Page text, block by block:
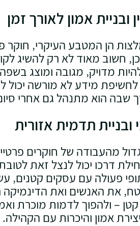
ובניית אמון לאורך זמן
הן המטבע העיקרי‚ חוקר
חשוב מאוד לא רק להשיג
מדויק‚ מגובה ומוצג
לחשיפת מידע לא מורשה יכול
שבה הוא מתנהל גם אחרי
ובניית תדמית אזורית
מהעבודה של חוקרים
דרכו יכול לנצל זאת
פעולה עם עסקים
את האנשים ואת הדינמיקה
קטן – ולהפוך לדמות מוכרת
אמון והיכרות עם הקהילה.